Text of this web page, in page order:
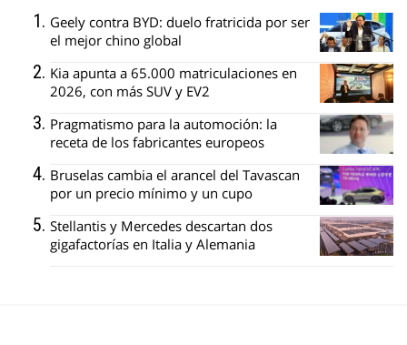
Geely contra BYD: duelo fratricida por ser
el mejor chino global
Kia apunta a 65.000 matriculaciones en
2026, con más SUV y EV2
Pragmatismo para la automoción: la
receta de los fabricantes europeos
Bruselas cambia el arancel del Tavascan
por un precio mínimo y un cupo
Stellantis y Mercedes descartan dos
gigafactorías en Italia y Alemania